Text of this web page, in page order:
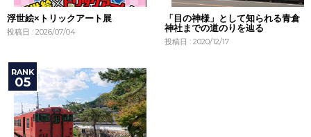
浮世絵×トリックアート展
投稿日 : 2026/07/04
「目の神様」として知られる青倉
神社までの道のりを辿る
投稿日 : 2020/12/17